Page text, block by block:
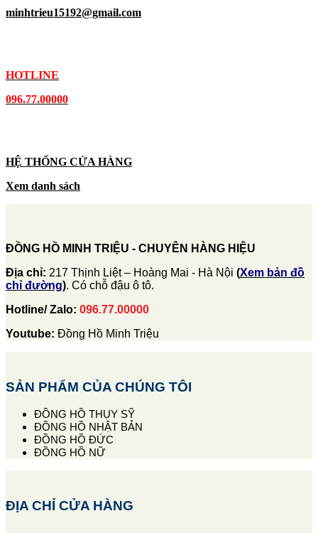
minhtrieu15192@gmail.com
HOTLINE
096.77.00000
HỆ THỐNG CỬA HÀNG
Xem danh sách
ĐỒNG HỒ MINH TRIỆU - CHUYÊN HÀNG HIỆU
Địa chỉ: 217 Thịnh Liệt – Hoàng Mai - Hà Nội (Xem bản đồ
chỉ đường). Có chỗ đậu ô tô.
Hotline/ Zalo: 096.77.00000
Youtube: Đồng Hồ Minh Triệu
SẢN PHẨM CỦA CHÚNG TÔI
ĐỒNG HỒ THỤY SỸ
ĐỒNG HỒ NHẬT BẢN
ĐỒNG HỒ ĐỨC
ĐỒNG HỒ NỮ
ĐỊA CHỈ CỬA HÀNG